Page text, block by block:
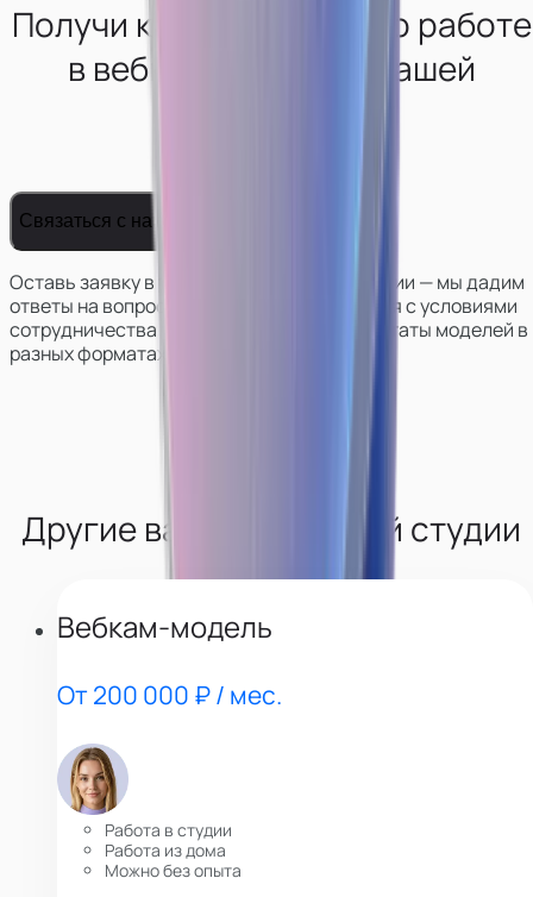
Получи консультацию по работе
в вебкам-сфере от нашей
Связаться с нами
Оставь заявку в телеграм боте нашей студии — мы дадим
ответы на вопросы, поможем определиться с условиями
сотрудничества, покажем работу и результаты моделей в
разных форматах.
Другие вакансии нашей студии
Вебкам-модель
От 200 000 ₽ / мес.
Работа в студии
Работа из дома
Можно без опыта